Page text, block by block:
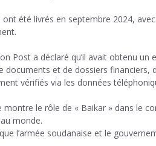
ont été livrés en septembre 2024,
Post a déclaré qu’il avait obtenu
documents et de dossiers
vérifiés via les données
montre le rôle de « Baikar » dans le
monde.
l’armée soudanaise et le